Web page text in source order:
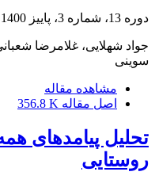
دوره 13، شماره 3، پاییز 1400، صفحه
جواد شهلایی، غلامرضا
سوینی
مشاهده مقاله
اصل مقاله 356.8 K
تحلیل پیامدهای
روستایی